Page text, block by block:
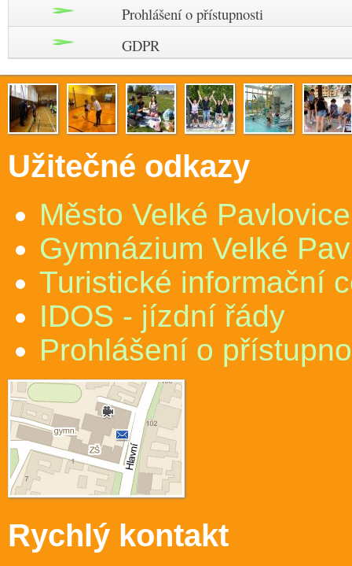
Prohlášení o přístupnosti
GDPR
Užitečné odkazy
Město Velké Pavlovice
Gymnázium Velké
Turistické informační
IDOS - jízdní řády
Prohlášení o
Rychlý kontakt